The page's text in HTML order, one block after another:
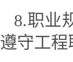
8.职业
遵守工